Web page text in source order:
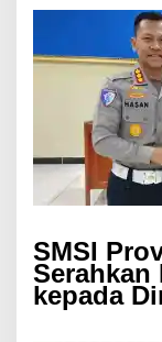
SMSI
Serahkan
kepada